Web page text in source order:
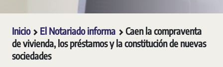
Inicio El Notariado informa
Caen la compraventa
de vivienda, los préstamos y la constitución de nuevas
sociedades